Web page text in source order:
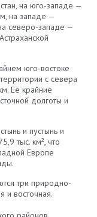
на юго-западе —
на западе —
северо-западе —
юго-востоке
с севера
Её крайние
долготы и
и пустынь и
тыс. км², что
Европе
три природно-
и восточная.